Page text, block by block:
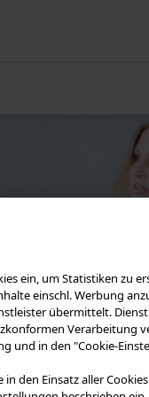
ein, um Statistiken zu
einschl. Werbung
übermittelt.
Verarbeitung
und in den "Cookie-
den Einsatz aller